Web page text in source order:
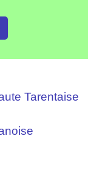
Tarentaise